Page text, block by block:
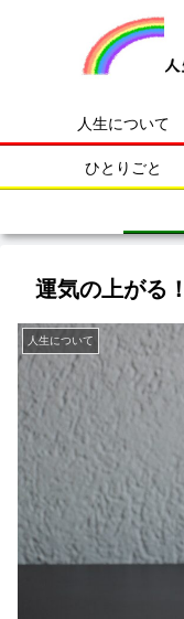
人生について
ひとりごと
運気の上がる
人生について